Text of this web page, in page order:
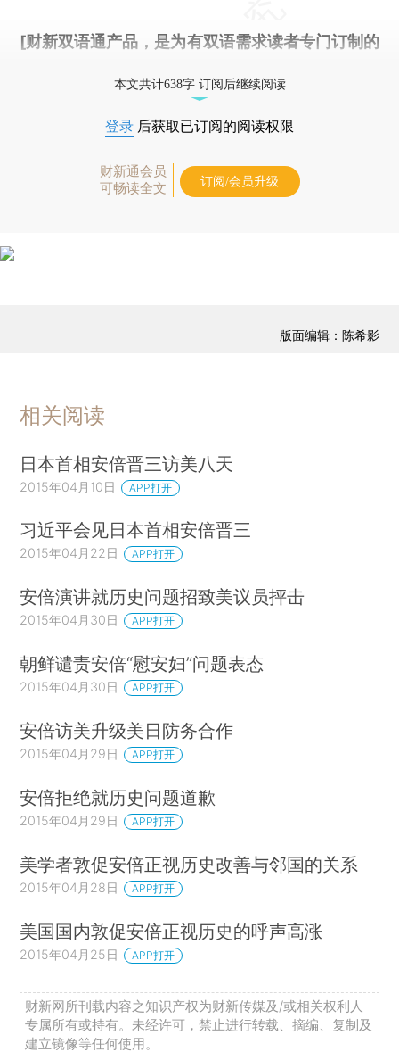
[财新双语通产品，是为有双语需求读者专门订制的
本文共计638字 订阅后继续阅读
登录 后获取已订阅的阅读权限
财新通会员
可畅读全文
订阅/会员升级
版面编辑：陈希影
相关阅读
日本首相安倍晋三访美八天
2015年04月10日 APP打开
习近平会见日本首相安倍晋三
2015年04月22日 APP打开
安倍演讲就历史问题招致美议员抨击
2015年04月30日 APP打开
朝鲜谴责安倍“慰安妇”问题表态
2015年04月30日 APP打开
安倍访美升级美日防务合作
2015年04月29日 APP打开
安倍拒绝就历史问题道歉
2015年04月29日 APP打开
美学者敦促安倍正视历史改善与邻国的关系
2015年04月28日 APP打开
美国国内敦促安倍正视历史的呼声高涨
2015年04月25日 APP打开
财新网所刊载内容之知识产权为财新传媒及/或相关权利人
专属所有或持有。未经许可，禁止进行转载、摘编、复制及
建立镜像等任何使用。